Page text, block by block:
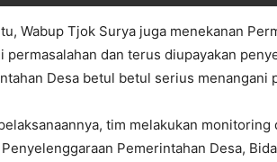
Wabup Tjok Surya juga menekanan
permasalahan dan terus diupayakan
Desa betul betul serius menangani
tim melakukan
Pemerintahan Desa,